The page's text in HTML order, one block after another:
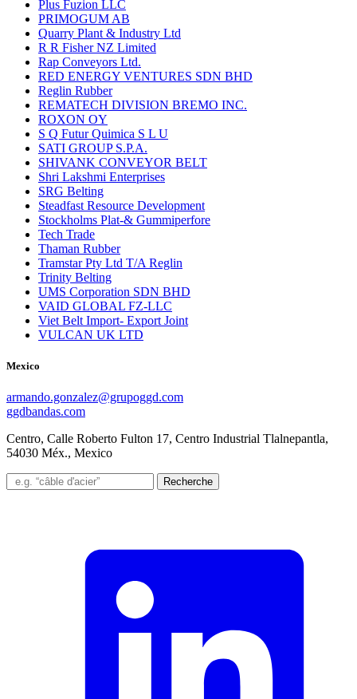
Plus Fuzion LLC
PRIMOGUM AB
Quarry Plant & Industry Ltd
R R Fisher NZ Limited
Rap Conveyors Ltd.
RED ENERGY VENTURES SDN BHD
Reglin Rubber
REMATECH DIVISION BREMO INC.
ROXON OY
S Q Futur Quimica S L U
SATI GROUP S.P.A.
SHIVANK CONVEYOR BELT
Shri Lakshmi Enterprises
SRG Belting
Steadfast Resource Development
Stockholms Plat-& Gummiperfore
Tech Trade
Thaman Rubber
Tramstar Pty Ltd T/A Reglin
Trinity Belting
UMS Corporation SDN BHD
VAID GLOBAL FZ-LLC
Viet Belt Import- Export Joint
VULCAN UK LTD
Mexico
armando.gonzalez@grupoggd.com
ggdbandas.com
Centro, Calle Roberto Fulton 17, Centro Industrial Tlalnepantla,
54030 Méx., Mexico
Recherche